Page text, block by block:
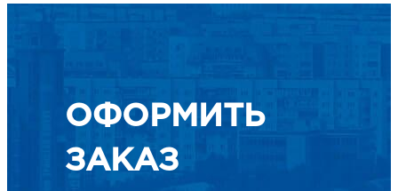
ОФОРМИТЬ
ЗАКАЗ